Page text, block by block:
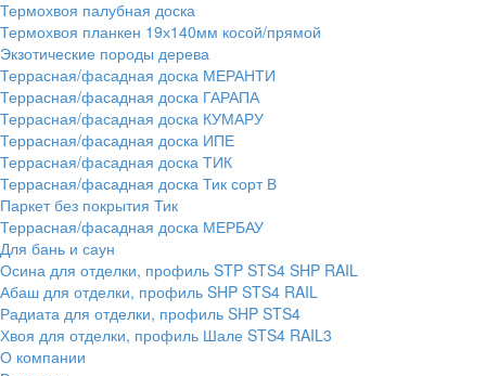
Термохвоя палубная доска
Термохвоя планкен 19х140мм косой/прямой
Экзотические породы дерева
Террасная/фасадная доска МЕРАНТИ
Террасная/фасадная доска ГАРАПА
Террасная/фасадная доска КУМАРУ
Террасная/фасадная доска ИПЕ
Террасная/фасадная доска ТИК
Террасная/фасадная доска Тик сорт В
Паркет без покрытия Тик
Террасная/фасадная доска МЕРБАУ
Для бань и саун
Осина для отделки, профиль STP STS4 SHP RAIL
Абаш для отделки, профиль SHP STS4 RAIL
Радиата для отделки, профиль SHP STS4
Хвоя для отделки, профиль Шале STS4 RAIL3
О компании